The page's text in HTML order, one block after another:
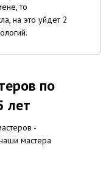
то
на это уйдет 2
по
лет
-
мастера